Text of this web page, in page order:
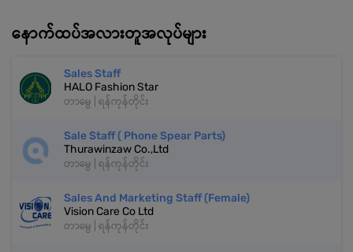
နောက်ထပ်အလားတူအလုပ်များ
Sales Staff
HALO Fashion Star
တာမွေ | ရန်ကုန်တိုင်း
Sale Staff ( Phone Spear Parts)
Thurawinzaw Co.,Ltd
တာမွေ | ရန်ကုန်တိုင်း
Sales And Marketing Staff (Female)
Vision Care Co Ltd
တာမွေ | ရန်ကုန်တိုင်း